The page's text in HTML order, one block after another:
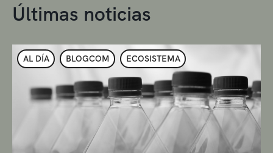
Últimas noticias
AL DÍA BLOGCOM ECOSISTEMA